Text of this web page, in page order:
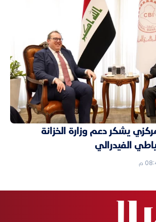
يشكر دعم وزارة الخزانة
الفيدرالي